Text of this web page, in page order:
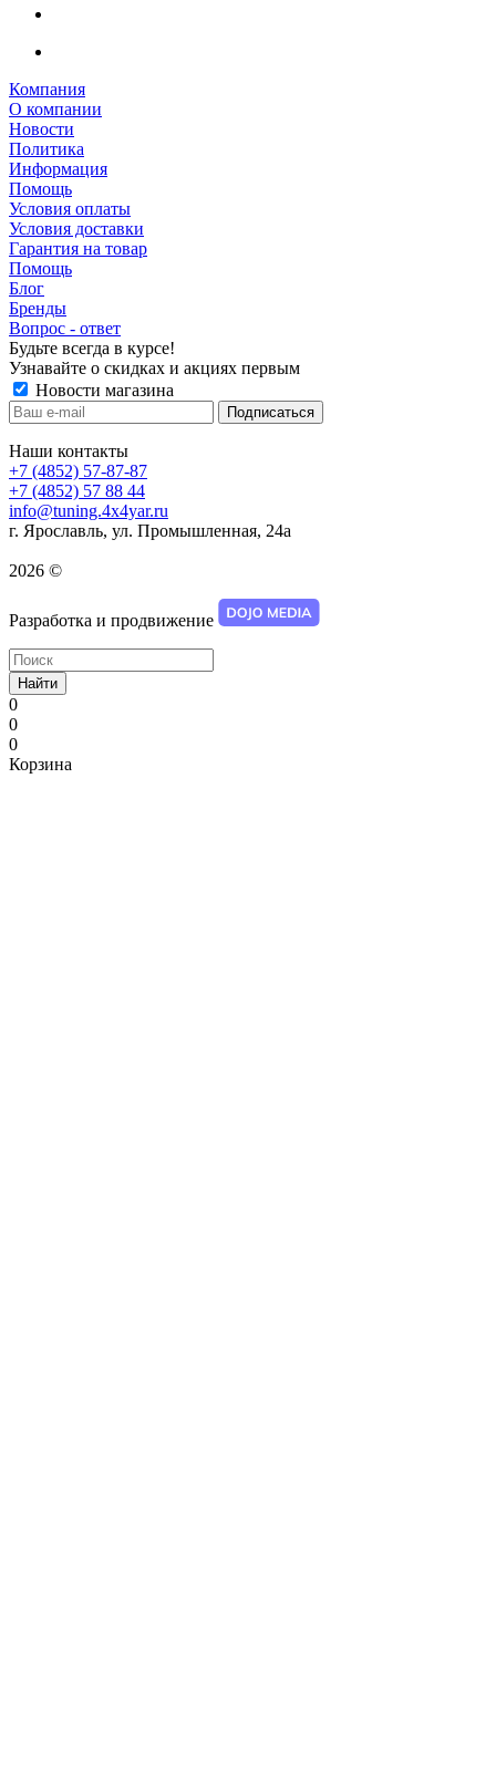
Компания
О компании
Новости
Политика
Информация
Помощь
Условия оплаты
Условия доставки
Гарантия на товар
Помощь
Блог
Бренды
Вопрос - ответ
Будьте всегда в курсе!
Узнавайте о скидках и акциях первым
Новости магазина
Наши контакты
+7 (4852) 57-87-87
+7 (4852) 57 88 44
info@tuning.4x4yar.ru
г. Ярославль, ул. Промышленная, 24а
2026 ©
Разработка и продвижение
Найти
0
0
0
Корзина